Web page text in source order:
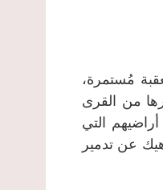
ومعاناة أهالي قرية العقبة مُستمرة،
من القرى
التي
عن تدمير